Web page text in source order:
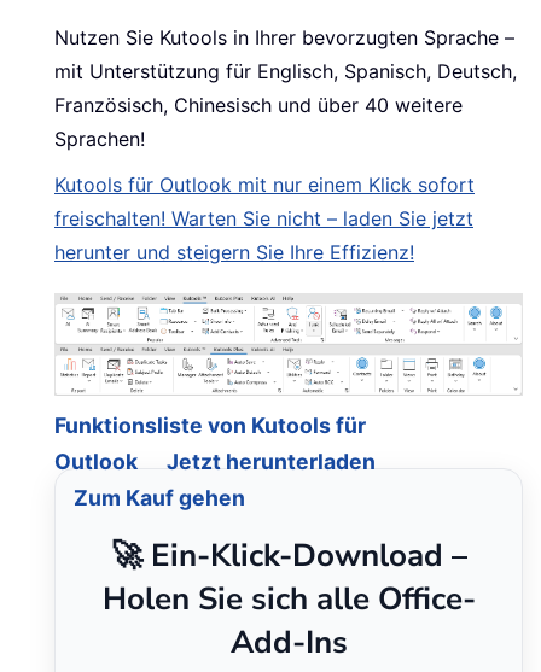
Nutzen Sie Kutools in Ihrer bevorzugten Sprache –
mit Unterstützung für Englisch, Spanisch, Deutsch,
Französisch, Chinesisch und über 40 weitere
Sprachen!
Kutools für Outlook mit nur einem Klick sofort
freischalten! Warten Sie nicht – laden Sie jetzt
herunter und steigern Sie Ihre Effizienz!
Funktionsliste von Kutools für
Outlook
Jetzt herunterladen
Zum Kauf gehen
🚀 Ein-Klick-Download –
Holen Sie sich alle Office-
Add-Ins